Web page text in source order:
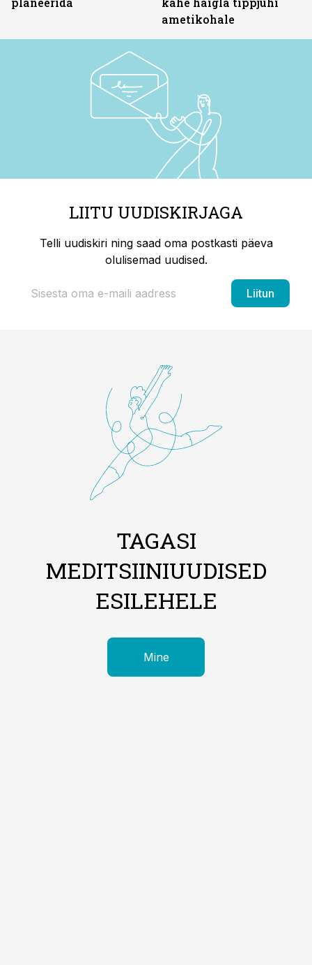
ametikohale
LIITU UUDISKIRJAGA
Telli uudiskiri ning saad oma postkasti päeva
olulisemad uudised.
Liitun
TAGASI
MEDITSIINIUUDISED
ESILEHELE
Mine